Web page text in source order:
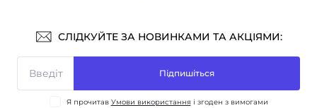
СЛІДКУЙТЕ ЗА НОВИНКАМИ ТА АКЦІЯМИ:
Підпишіться
Я прочитав Умови використання і згоден з вимогами